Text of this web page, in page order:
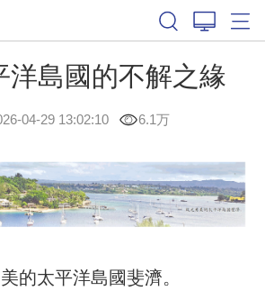
洋島國的不解之緣
04-29 13:02:10 6.1万
的太平洋島國斐濟。